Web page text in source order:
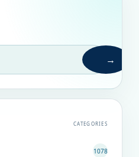
→
CATEGORIES
1078